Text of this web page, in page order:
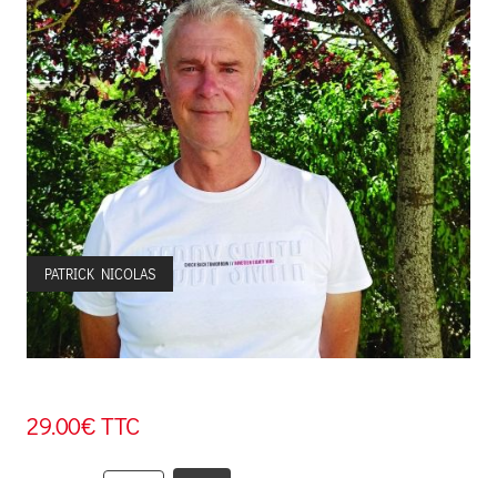
PATRICK NICOLAS
29.00€ TTC